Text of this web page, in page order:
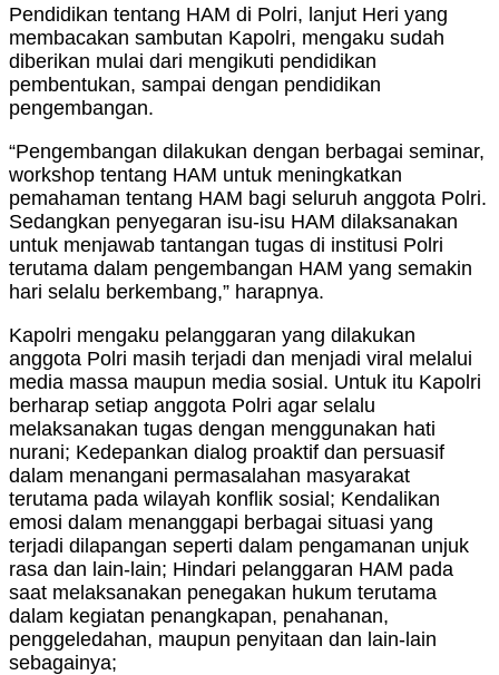
Pendidikan tentang HAM di Polri, lanjut Heri yang
membacakan sambutan Kapolri, mengaku sudah
diberikan mulai dari mengikuti pendidikan
pembentukan, sampai dengan pendidikan
pengembangan.
“Pengembangan dilakukan dengan berbagai seminar,
workshop tentang HAM untuk meningkatkan
pemahaman tentang HAM bagi seluruh anggota Polri.
Sedangkan penyegaran isu-isu HAM dilaksanakan
untuk menjawab tantangan tugas di institusi Polri
terutama dalam pengembangan HAM yang semakin
hari selalu berkembang,” harapnya.
Kapolri mengaku pelanggaran yang dilakukan
anggota Polri masih terjadi dan menjadi viral melalui
media massa maupun media sosial. Untuk itu Kapolri
berharap setiap anggota Polri agar selalu
melaksanakan tugas dengan menggunakan hati
nurani; Kedepankan dialog proaktif dan persuasif
dalam menangani permasalahan masyarakat
terutama pada wilayah konflik sosial; Kendalikan
emosi dalam menanggapi berbagai situasi yang
terjadi dilapangan seperti dalam pengamanan unjuk
rasa dan lain-lain; Hindari pelanggaran HAM pada
saat melaksanakan penegakan hukum terutama
dalam kegiatan penangkapan, penahanan,
penggeledahan, maupun penyitaan dan lain-lain
sebagainya;